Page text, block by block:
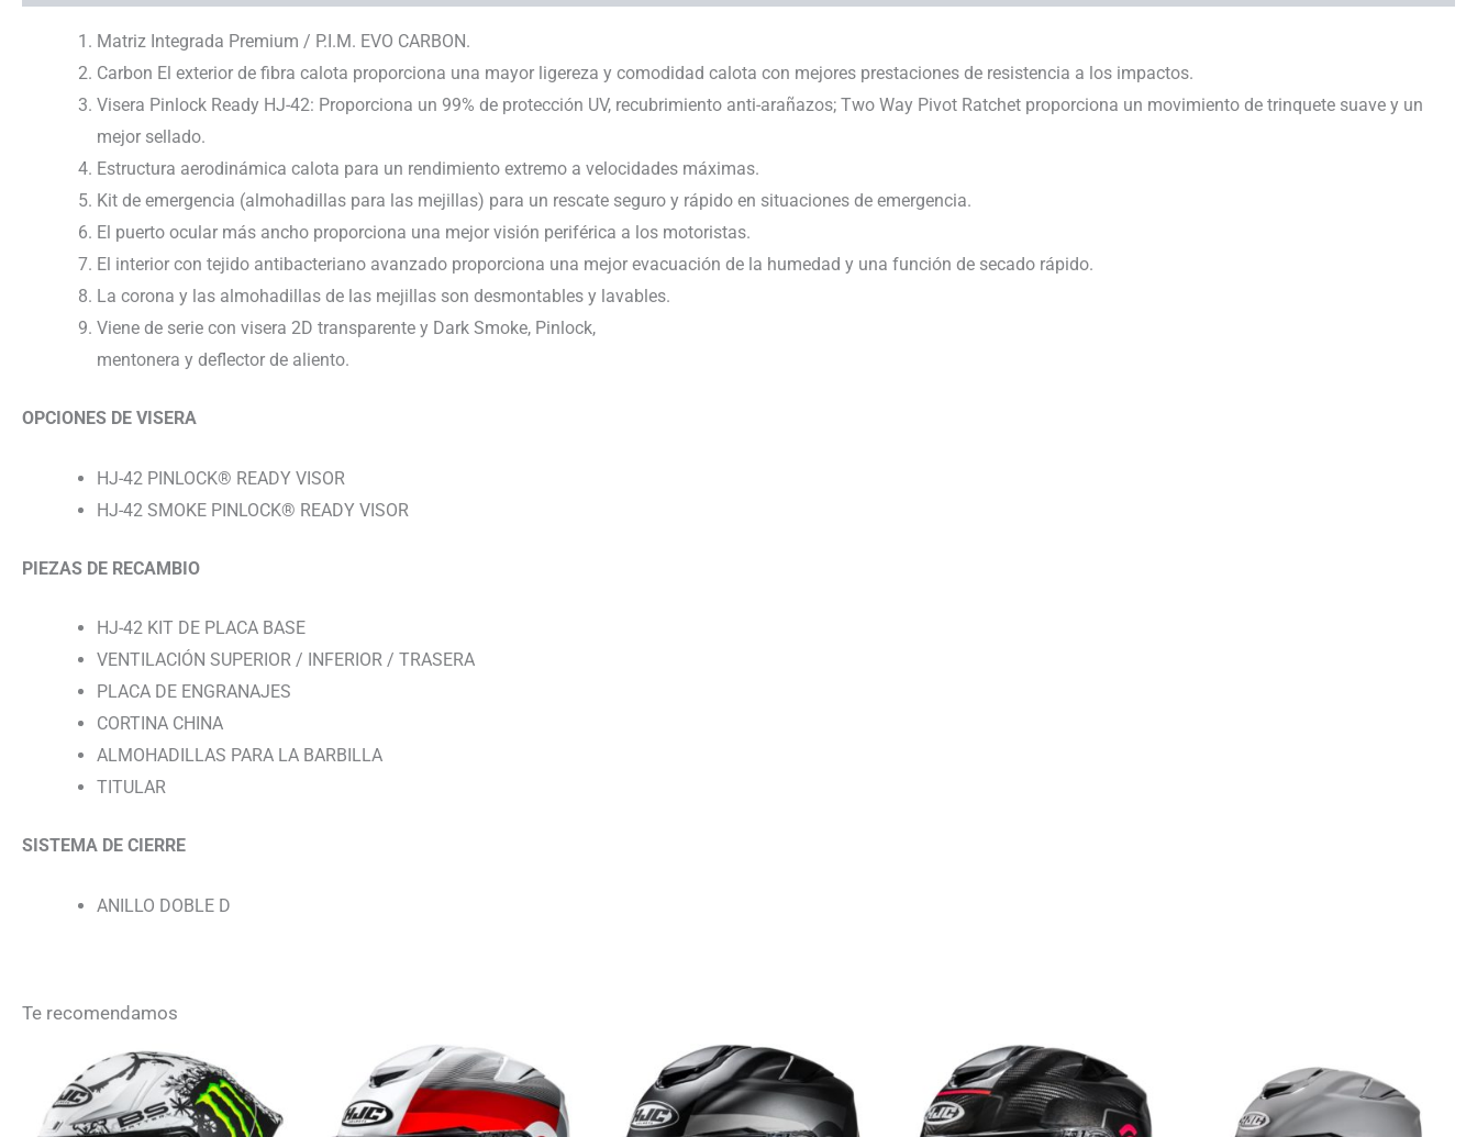
Matriz Integrada Premium / P.I.M. EVO CARBON.
Carbon El exterior de fibra calota proporciona una mayor ligereza y comodidad calota con mejores prestaciones de resistencia a los impactos.
Visera Pinlock Ready HJ-42: Proporciona un 99% de protección UV, recubrimiento anti-arañazos; Two Way Pivot Ratchet proporciona un movimiento de trinquete suave y un
mejor sellado.
Estructura aerodinámica calota para un rendimiento extremo a velocidades máximas.
Kit de emergencia (almohadillas para las mejillas) para un rescate seguro y rápido en situaciones de emergencia.
El puerto ocular más ancho proporciona una mejor visión periférica a los motoristas.
El interior con tejido antibacteriano avanzado proporciona una mejor evacuación de la humedad y una función de secado rápido.
La corona y las almohadillas de las mejillas son desmontables y lavables.
Viene de serie con visera 2D transparente y Dark Smoke, Pinlock,
mentonera y deflector de aliento.
OPCIONES DE VISERA
HJ-42 PINLOCK® READY VISOR
HJ-42 SMOKE PINLOCK® READY VISOR
PIEZAS DE RECAMBIO
HJ-42 KIT DE PLACA BASE
VENTILACIÓN SUPERIOR / INFERIOR / TRASERA
PLACA DE ENGRANAJES
CORTINA CHINA
ALMOHADILLAS PARA LA BARBILLA
TITULAR
SISTEMA DE CIERRE
ANILLO DOBLE D
Te recomendamos